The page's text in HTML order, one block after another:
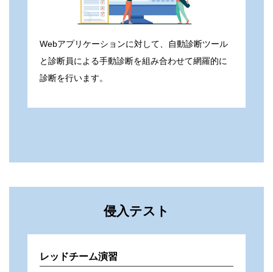
Webアプリケーションに対して、自動診断ツール
と診断員による手動診断を組み合わせて網羅的に
診断を行います。
侵入テスト
レッドチーム演習